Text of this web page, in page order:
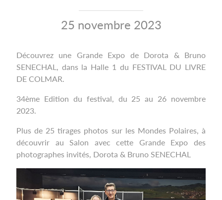
25 novembre 2023
Découvrez une Grande Expo de Dorota & Bruno
SENECHAL, dans la Halle 1 du FESTIVAL DU LIVRE
DE COLMAR.
34ème Edition du festival, du 25 au 26 novembre
2023.
Plus de 25 tirages photos sur les Mondes Polaires, à
découvrir au Salon avec cette Grande Expo des
photographes invités, Dorota & Bruno SENECHAL